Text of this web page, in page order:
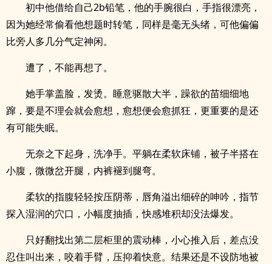
初中他借给自己2b铅笔，他的手腕很白，手指很漂亮，
因为她经常偷看他想题时转笔，同样是毫无头绪，可他偏偏
比旁人多几分气定神闲。
遭了，不能再想了。
她手掌盖脸，发烫。睡意驱散大半，躁欲的苗细细地
蹿，要是不理会就会愈想，愈想便会愈抓狂，更重要的是还
有可能失眠。
无奈之下起身，洗净手。平躺在柔软床铺，被子半搭在
小腹，微微岔开腿，内裤褪到腿弯。
柔软的指腹轻轻按压阴蒂，唇角溢出细碎的呻吟，指节
探入湿润的穴口，小幅度抽插，快感堆积却没法爆发。
只好翻找出第二层柜里的震动棒，小心推入后，差点没
忍住叫出来，咬着手臂，压抑着快意。结果还是不设防地被